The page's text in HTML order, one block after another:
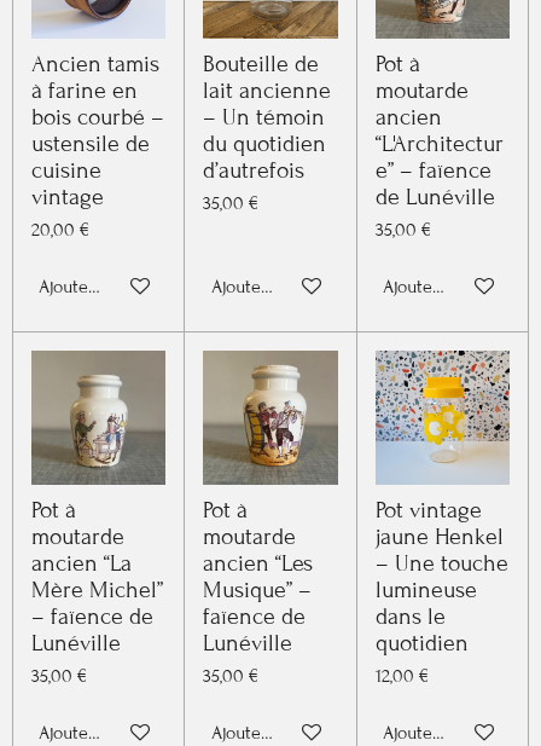
Ancien tamis
à farine en
bois courbé –
ustensile de
cuisine
vintage
20,00 €
Ajouter au panier
Bouteille de
lait ancienne
– Un témoin
du quotidien
d’autrefois
35,00 €
Ajouter au panier
Pot à
moutarde
ancien
“L'Architectur
e” – faïence
de Lunéville
35,00 €
Ajouter au panier
Pot à
moutarde
ancien “La
Mère Michel”
– faïence de
Lunéville
35,00 €
Ajouter au panier
Pot à
moutarde
ancien “Les
Musique” –
faïence de
Lunéville
35,00 €
Ajouter au panier
Pot vintage
jaune Henkel
– Une touche
lumineuse
dans le
quotidien
12,00 €
Ajouter au panier